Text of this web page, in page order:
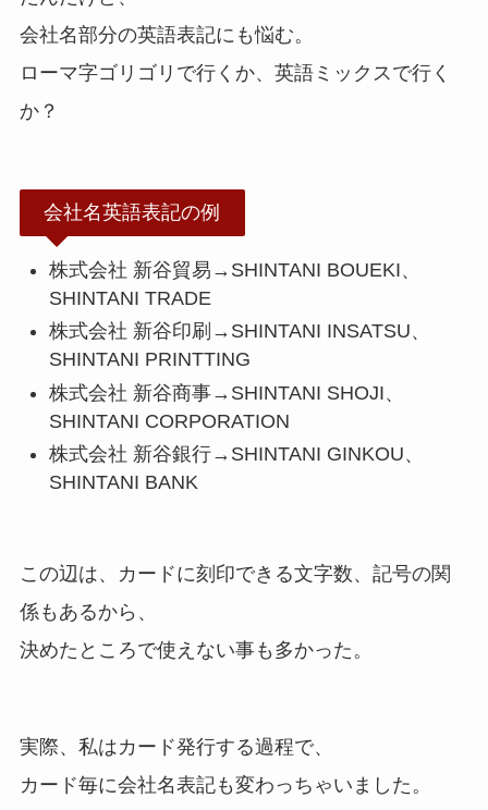
会社名部分の英語表記にも悩む。
ローマ字ゴリゴリで行くか、英語ミックスで行く
か？
会社名英語表記の例
株式会社 新谷貿易→SHINTANI BOUEKI、
SHINTANI TRADE
株式会社 新谷印刷→SHINTANI INSATSU、
SHINTANI PRINTTING
株式会社 新谷商事→SHINTANI SHOJI、
SHINTANI CORPORATION
株式会社 新谷銀行→SHINTANI GINKOU、
SHINTANI BANK
この辺は、カードに刻印できる文字数、記号の関
係もあるから、
決めたところで使えない事も多かった。
実際、私はカード発行する過程で、
カード毎に会社名表記も変わっちゃいました。